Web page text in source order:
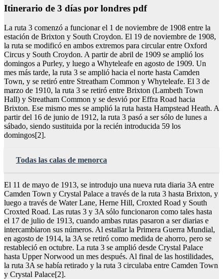
Itinerario de 3 días por londres pdf
La ruta 3 comenzó a funcionar el 1 de noviembre de 1908 entre la
estación de Brixton y South Croydon. El 19 de noviembre de 1908,
la ruta se modificó en ambos extremos para circular entre Oxford
Circus y South Croydon. A partir de abril de 1909 se amplió los
domingos a Purley, y luego a Whyteleafe en agosto de 1909. Un
mes más tarde, la ruta 3 se amplió hacia el norte hasta Camden
Town, y se retiró entre Streatham Common y Whyteleafe. El 3 de
marzo de 1910, la ruta 3 se retiró entre Brixton (Lambeth Town
Hall) y Streatham Common y se desvió por Effra Road hacia
Brixton. Ese mismo mes se amplió la ruta hasta Hampstead Heath. A
partir del 16 de junio de 1912, la ruta 3 pasó a ser sólo de lunes a
sábado, siendo sustituida por la recién introducida 59 los
domingos[2].
Todas las calas de menorca
El 11 de mayo de 1913, se introdujo una nueva ruta diaria 3A entre
Camden Town y Crystal Palace a través de la ruta 3 hasta Brixton, y
luego a través de Water Lane, Herne Hill, Croxted Road y South
Croxted Road. Las rutas 3 y 3A sólo funcionaron como tales hasta
el 17 de julio de 1913, cuando ambas rutas pasaron a ser diarias e
intercambiaron sus números. Al estallar la Primera Guerra Mundial,
en agosto de 1914, la 3A se retiró como medida de ahorro, pero se
restableció en octubre. La ruta 3 se amplió desde Crystal Palace
hasta Upper Norwood un mes después. Al final de las hostilidades,
la ruta 3A se había retirado y la ruta 3 circulaba entre Camden Town
y Crystal Palace[2].